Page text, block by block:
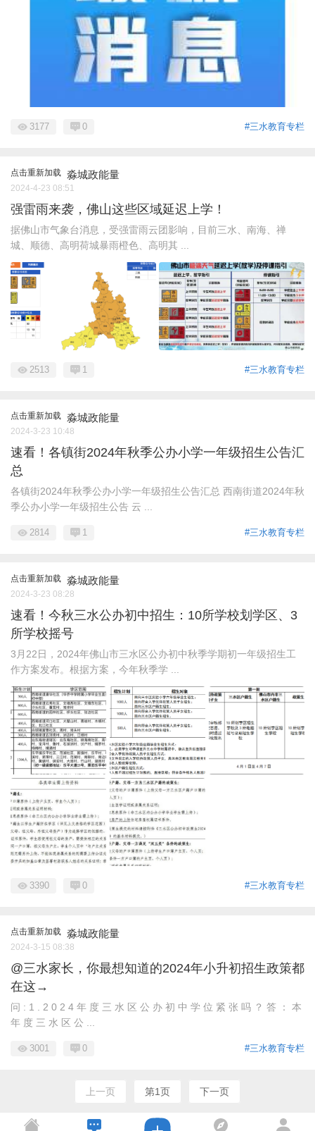
#三水教育专栏
3177 0
点击重新加载 淼城政能量
2024-4-23 08:51
强雷雨来袭，佛山这些区域延迟上学！
据佛山市气象台消息，受强雷雨云团影响，目前三水、南海、禅
城、顺德、高明荷城暴雨橙色、高明其 ...
#三水教育专栏
2513 1
点击重新加载 淼城政能量
2024-3-23 10:48
速看！各镇街2024年秋季公办小学一年级招生公告汇
总
各镇街2024年秋季公办小学一年级招生公告汇总 西南街道2024年秋
季公办小学一年级招生公告 云 ...
#三水教育专栏
2814 1
点击重新加载 淼城政能量
2024-3-23 08:28
速看！今秋三水公办初中招生：10所学校划学区、3
所学校摇号
3月22日，2024年佛山市三水区公办初中秋季学期初一年级招生工
作方案发布。根据方案，今年秋季学 ...
#三水教育专栏
3390 0
点击重新加载 淼城政能量
2024-3-15 08:38
@三水家长，你最想知道的2024年小升初招生政策都
在这→
问 : 1 . 2 0 2 4 年 度 三 水 区 公 办 初 中 学 位 紧 张 吗 ？ 答 ： 本
年 度 三 水 区 公 ...
#三水教育专栏
3001 0
上一页 第1页 下一页